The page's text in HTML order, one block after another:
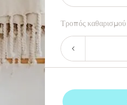
Τροπός καθαρισμού